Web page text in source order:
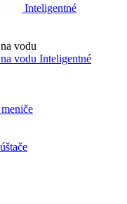
Inteligentné
Inteligentné